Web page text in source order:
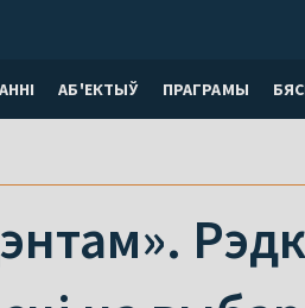
АБ'ЕКТЫЎ ПРАГРАМЫ